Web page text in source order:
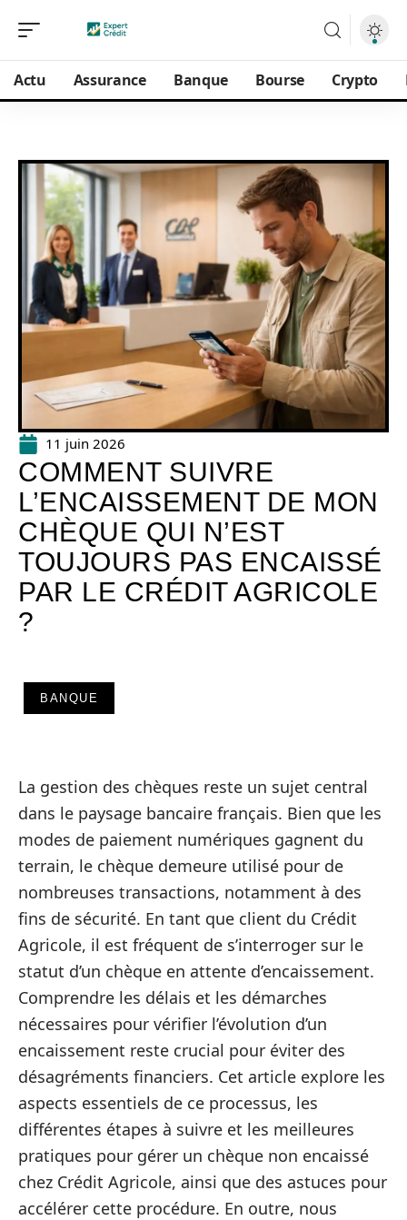
Actu Assurance Banque Bourse Crypto
11 juin 2026
COMMENT SUIVRE
L’ENCAISSEMENT DE MON
CHÈQUE QUI N’EST
TOUJOURS PAS ENCAISSÉ
PAR LE CRÉDIT AGRICOLE
?
BANQUE
La gestion des chèques reste un sujet central
dans le paysage bancaire français. Bien que les
modes de paiement numériques gagnent du
terrain, le chèque demeure utilisé pour de
nombreuses transactions, notamment à des
fins de sécurité. En tant que client du Crédit
Agricole, il est fréquent de s’interroger sur le
statut d’un chèque en attente d’encaissement.
Comprendre les délais et les démarches
nécessaires pour vérifier l’évolution d’un
encaissement reste crucial pour éviter des
désagréments financiers. Cet article explore les
aspects essentiels de ce processus, les
différentes étapes à suivre et les meilleures
pratiques pour gérer un chèque non encaissé
chez Crédit Agricole, ainsi que des astuces pour
accélérer cette procédure. En outre, nous